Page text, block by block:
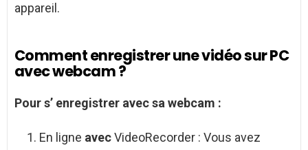
appareil.
Comment enregistrer une vidéo sur PC
avec webcam ?
Pour s’ enregistrer avecsa webcam :
En ligne avecVideoRecorder : Vous avez